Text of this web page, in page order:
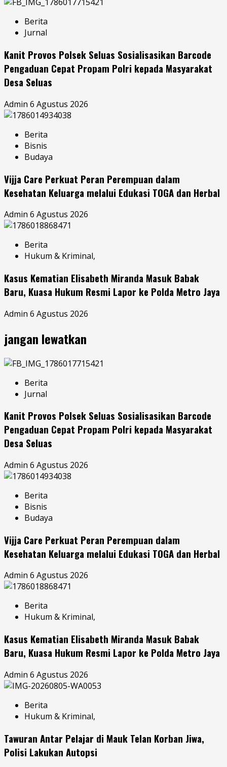
Berita
Jurnal
Kanit Provos Polsek Seluas Sosialisasikan Barcode
Pengaduan Cepat Propam Polri kepada Masyarakat
Desa Seluas
Admin 6 Agustus 2026
Berita
Bisnis
Budaya
Vijja Care Perkuat Peran Perempuan dalam
Kesehatan Keluarga melalui Edukasi TOGA dan Herbal
Admin 6 Agustus 2026
Berita
Hukum & Kriminal,
Kasus Kematian Elisabeth Miranda Masuk Babak
Baru, Kuasa Hukum Resmi Lapor ke Polda Metro Jaya
Admin 6 Agustus 2026
jangan lewatkan
Berita
Jurnal
Kanit Provos Polsek Seluas Sosialisasikan Barcode
Pengaduan Cepat Propam Polri kepada Masyarakat
Desa Seluas
Admin 6 Agustus 2026
Berita
Bisnis
Budaya
Vijja Care Perkuat Peran Perempuan dalam
Kesehatan Keluarga melalui Edukasi TOGA dan Herbal
Admin 6 Agustus 2026
Berita
Hukum & Kriminal,
Kasus Kematian Elisabeth Miranda Masuk Babak
Baru, Kuasa Hukum Resmi Lapor ke Polda Metro Jaya
Admin 6 Agustus 2026
Berita
Hukum & Kriminal,
Tawuran Antar Pelajar di Mauk Telan Korban Jiwa,
Polisi Lakukan Autopsi